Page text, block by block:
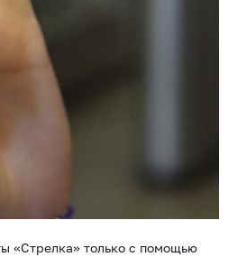
«Стрелка» только с помощью